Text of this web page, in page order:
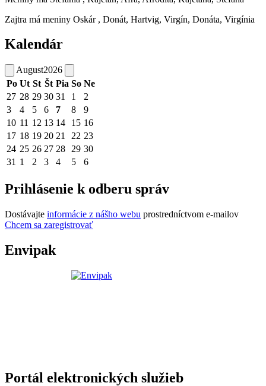
Zajtra má meniny Oskár , Donát, Hartvig, Virgín, Donáta, Virgínia
Kalendár
August2026
Po Ut St Št Pia So Ne
27 28 29 30 31 1
2
3
4 5 6 7 8
9
10 11 12 13 14 15 16
17 18 19 20 21 22 23
24 25 26 27 28 29 30
31 1 2 3 4 5 6
Prihlásenie k odberu správ
Dostávajte informácie z nášho webu prostredníctvom e-mailov
Chcem sa zaregistrovať
Envipak
Portál elektronických služieb